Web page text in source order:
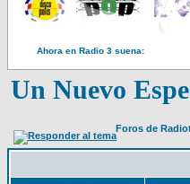
Ahora en Radio 3 suena:
Un Nuevo
Foros de